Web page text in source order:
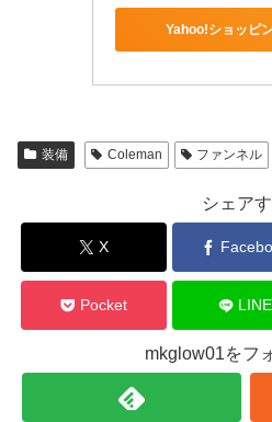
Yahoo!ショッピ
装備 Coleman ファンネル
シェア
X
Pocket LINE
mkglow01をフ